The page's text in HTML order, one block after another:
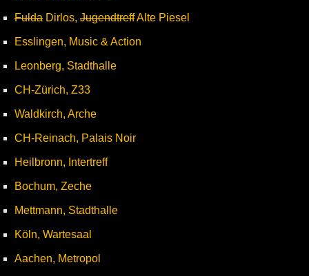
Fulda Dirlos, JugendtreffAlte Piesel
Esslingen, Music & Action
Leonberg, Stadthalle
CH-Zürich, Z33
Waldkirch, Arche
CH-Reinach, Palais Noir
Heilbronn, Intertreff
Bochum, Zeche
Mettmann, Stadthalle
Köln, Wartesaal
Aachen, Metropol